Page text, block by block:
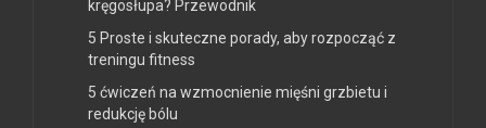
kręgosłupa? Przewodnik
5 Proste i skuteczne porady, aby rozpocząć z
treningu fitness
5 ćwiczeń na wzmocnienie mięśni grzbietu i
redukcję bólu